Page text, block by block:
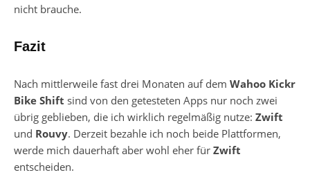
nicht brauche.
Fazit
Nach mittlerweile fast drei Monaten auf dem Wahoo Kickr
Bike Shift sind von den getesteten Apps nur noch zwei
übrig geblieben, die ich wirklich regelmäßig nutze: Zwift
und Rouvy. Derzeit bezahle ich noch beide Plattformen,
werde mich dauerhaft aber wohl eher für Zwift
entscheiden.